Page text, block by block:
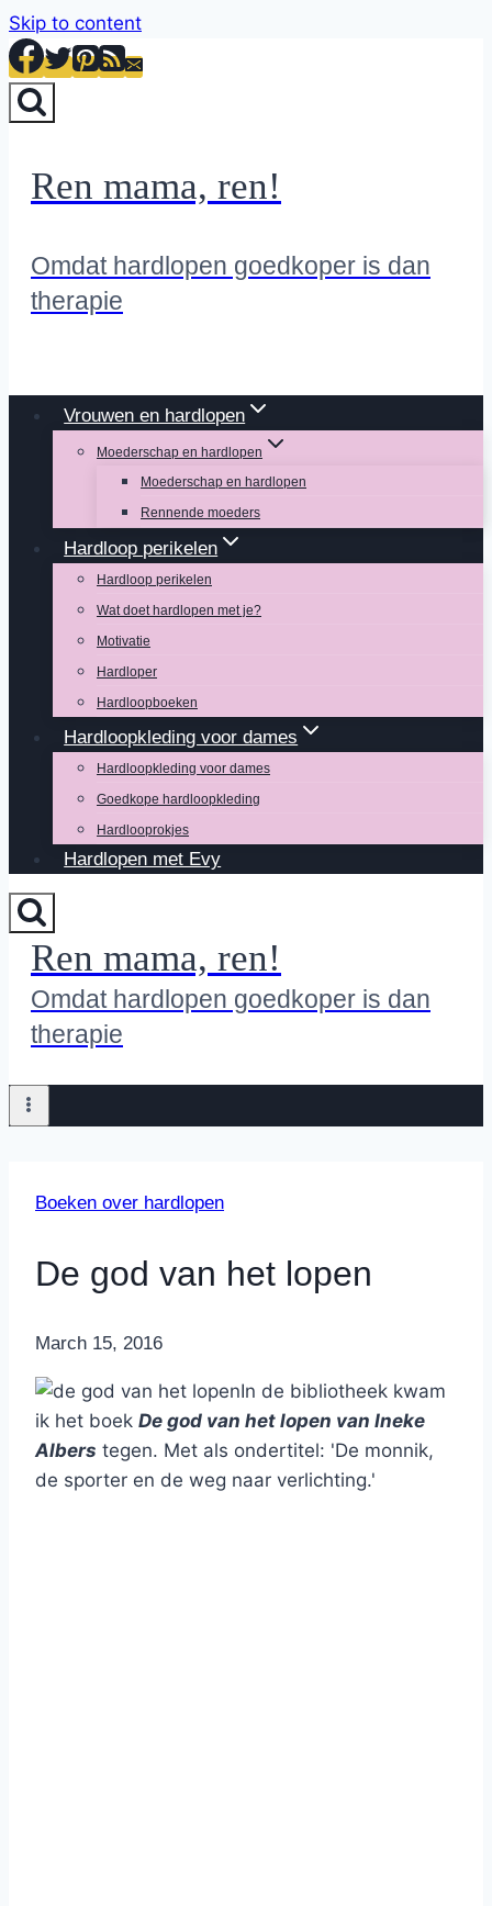
Skip to content
Ren mama, ren!
Omdat hardlopen goedkoper is dan
therapie
Vrouwen en hardlopen
Moederschap en hardlopen
Moederschap en hardlopen
Rennende moeders
Hardloop perikelen
Hardloop perikelen
Wat doet hardlopen met je?
Motivatie
Hardloper
Hardloopboeken
Hardloopkleding voor dames
Hardloopkleding voor dames
Goedkope hardloopkleding
Hardlooprokjes
Hardlopen met Evy
Ren mama, ren!
Omdat hardlopen goedkoper is dan
therapie
Boeken over hardlopen
De god van het lopen
ByNicole
March 15, 2016
In de bibliotheek kwam
ik het boek De god van het lopen van Ineke
Albers tegen. Met als ondertitel: 'De monnik,
de sporter en de weg naar verlichting.'